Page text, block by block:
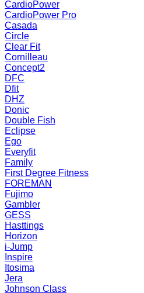
CardioPower
CardioPower Pro
Casada
Circle
Clear Fit
Cornilleau
Concept2
DFC
Dfit
DHZ
Donic
Double Fish
Eclipse
Ego
Everyfit
Family
First Degree Fitness
FOREMAN
Fujimo
Gambler
GESS
Hasttings
Horizon
i-Jump
Inspire
Itosima
Jera
Johnson Class